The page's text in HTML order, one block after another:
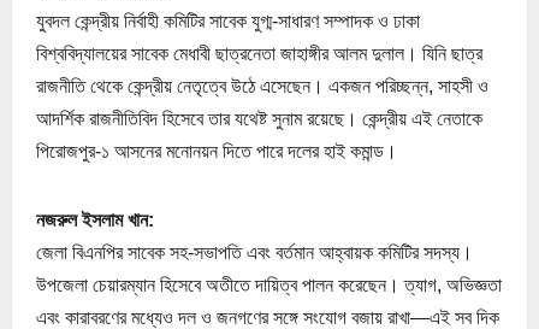
যুবদল কেন্দ্রীয় নির্বাহী কমিটির সাবেক যুগ্ম-সাধারণ সম্পাদক ও ঢাকা
বিশ্ববিদ্যালয়ের সাবেক মেধাবী ছাত্রনেতা জাহাঙ্গীর আলম দুলাল। যিনি ছাত্র
রাজনীতি থেকে কেন্দ্রীয় নেতৃত্বে উঠে এসেছেন। একজন পরিচ্ছন্ন, সাহসী ও
আদর্শিক রাজনীতিবিদ হিসেবে তার যথেষ্ট সুনাম রয়েছে। কেন্দ্রীয় এই নেতাকে
পিরোজপুর-১ আসনের মনোনয়ন দিতে পারে দলের হাই কমান্ড।
নজরুল ইসলাম খান:
জেলা বিএনপির সাবেক সহ-সভাপতি এবং বর্তমান আহ্বায়ক কমিটির সদস্য।
উপজেলা চেয়ারম্যান হিসেবে অতীতে দায়িত্ব পালন করেছেন। ত্যাগ, অভিজ্ঞতা
এবং কারাবরণের মধ্যেও দল ও জনগণের সঙ্গে সংযোগ বজায় রাখা—এই সব দিক